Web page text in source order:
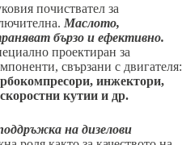
почиствател за
Маслото,
бързо и ефективно.
проектиран за
свързани с двигателя:
инжектори,
кутии и др.
на дизелови